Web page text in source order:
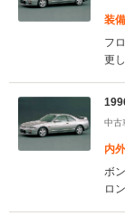
装
フ
更
ス
ロ
（
中古
内
ボ
ロ